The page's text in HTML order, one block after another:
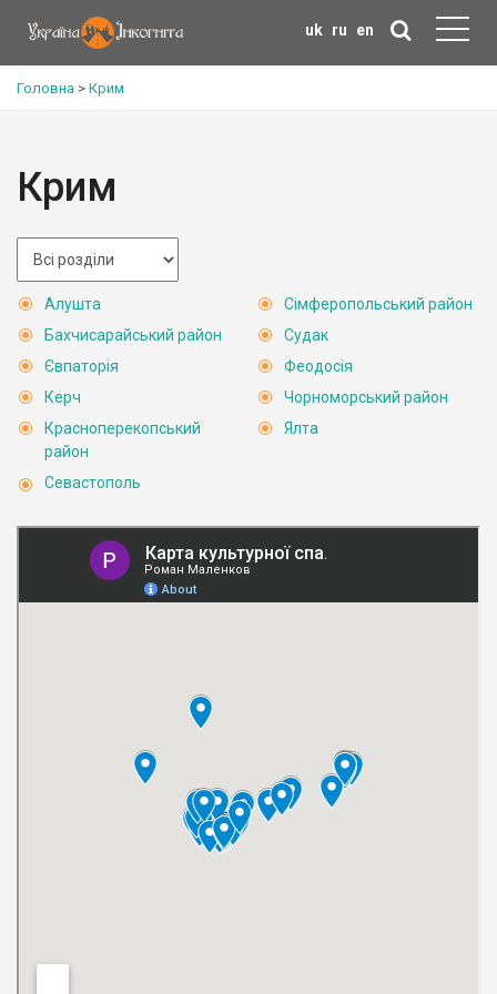
uk ru en
Головна > Крим
Крим
Алушта
Бахчисарайський район
Євпаторія
Керч
Красноперекопський
район
Севастополь
Сімферопольський район
Судак
Феодосія
Чорноморський район
Ялта